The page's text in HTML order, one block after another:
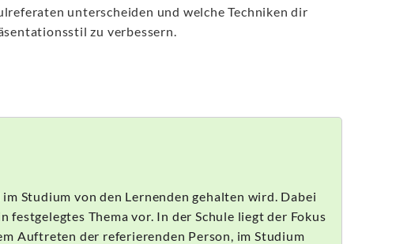
unterscheiden und welche Techniken dir
zu verbessern.
Studium von den Lernenden gehalten wird. Dabei
Thema vor. In der Schule liegt der Fokus
Auftreten der referierenden Person, im Studium